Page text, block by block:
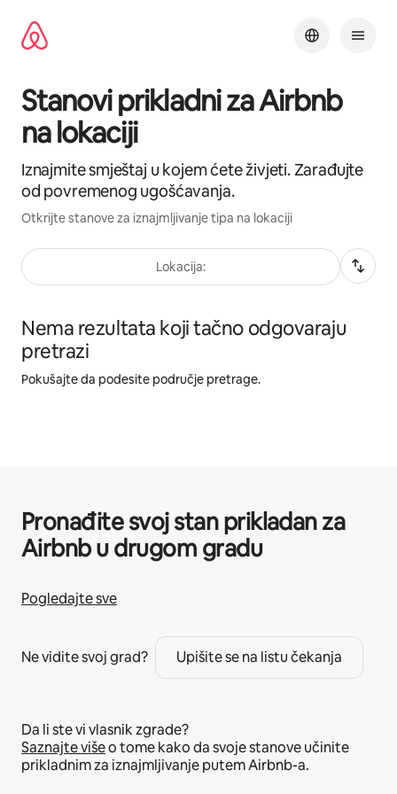
sadržaj
Stanovi prikladni za Airbnb
na lokaciji
Iznajmite smještaj u kojem ćete živjeti. Zarađujte
od povremenog ugošćavanja.
Otkrijte stanove za iznajmljivanje tipa na lokaciji
Lokacija:
Nema rezultata koji tačno odgovaraju
pretrazi
Pokušajte da podesite područje pretrage.
Pronađite svoj stan prikladan za
Airbnb u drugom gradu
Pogledajte sve
Ne vidite svoj grad? Upišite se na listu čekanja
Da li ste vi vlasnik zgrade?
Saznajte višeo tome kako da svoje stanove učinite
prikladnim za iznajmljivanje putem Airbnb-a.